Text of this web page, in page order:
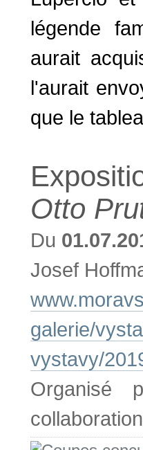
légende
aurait
l'aurait
que le
Otto
Du
Josef
galerie/
vystavy/
Organisé